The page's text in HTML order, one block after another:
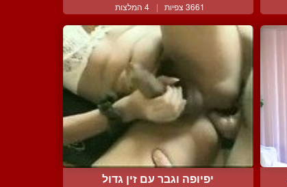
3661 צפיות | 4 המלצות
יפיופה וגבר עם זין גדול